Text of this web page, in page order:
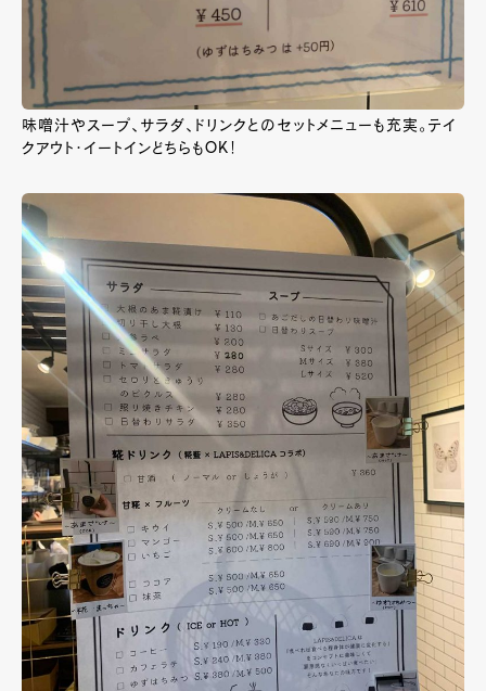
味噌汁やスープ、サラダ、ドリンクとのセットメニューも充実。テイ
クアウト・イートインどちらもOK！